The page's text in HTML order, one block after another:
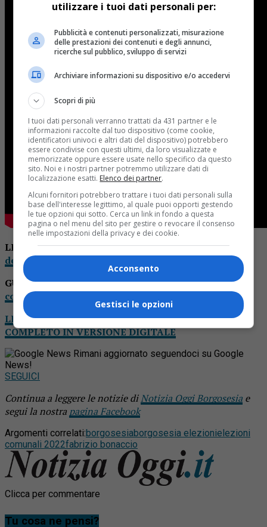
LEGGI ANCHE:“Riscendo in campo per porre fine al
declino di Borgosesia”. Intervista a Corrado Rotti
GUARDA ANCHE:“Le nostre priorità: giovani e
commercio”. Intervista a Sara Costa
LEGGI NOTIZIA OGGI DA CASA: IL TUO GIORNALE
COMPLETO IN VERSIONE DIGITALE
Rimani aggiornato seguendoci su Google
News!
SEGUICI
Continua a leggere le notizie diNotizia Oggi Borgosesia e
segui la nostra pagina Facebook
Argomenti correlati:borgosesiaborgosesia elezionielezioni
comunali 2022fabrizio bonaccio
Clicca per commentare
Tu cosa ne pensi?
utilizzare i tuoi dati personali per:
Pubblicità e contenuti personalizzati, misurazione
delle prestazioni dei contenuti e degli annunci,
ricerche sul pubblico, sviluppo di servizi
Archiviare informazioni su dispositivo e/o accedervi
Scopri di più
I tuoi dati personali verranno trattati da 431 partner e le
informazioni raccolte dal tuo dispositivo (come cookie,
identificatori univoci e altri dati del dispositivo) potrebbero
essere condivise con questi ultimi, da loro visualizzate e
memorizzate oppure essere usate nello specifico da questo
sito. Noi e i nostri partner potremmo utilizzare dati di
localizzazione esatti. Elenco dei partner.
Alcuni fornitori potrebbero trattare i tuoi dati personali sulla
base dell'interesse legittimo, al quale puoi opporti gestendo
le tue opzioni qui sotto. Cerca un link in fondo a questa
pagina o nel menu del sito per gestire o revocare il consenso
nelle impostazioni della privacy e dei cookie.
Acconsento
Gestisci le opzioni